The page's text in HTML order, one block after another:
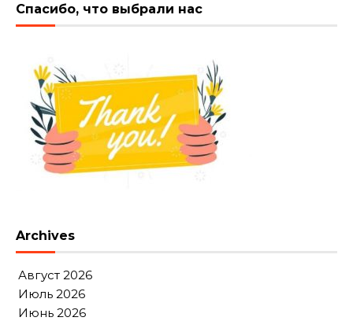
Спасибо, что выбрали нас
Archives
Август 2026
Июль 2026
Июнь 2026